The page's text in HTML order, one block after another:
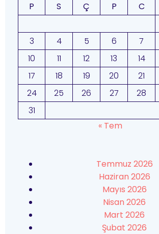
P
S Ç P C
3
4 5 6 7
10
11 12 13 14
17
18 19 20 21
24
25 26 27 28
31
« Tem
Temmuz 2026
Haziran 2026
Mayıs 2026
Nisan 2026
Mart 2026
Şubat 2026